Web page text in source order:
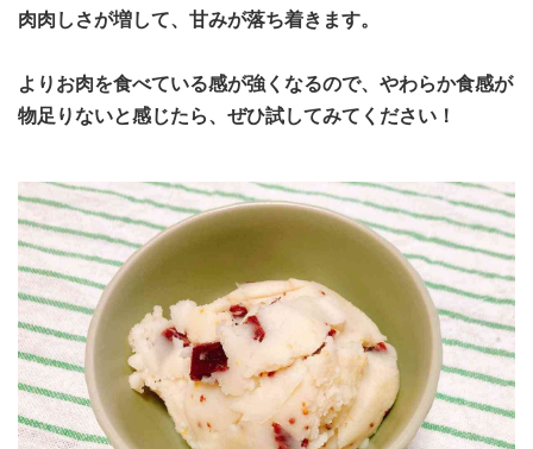
肉肉しさが増して、甘みが落ち着きます。
よりお肉を食べている感が強くなるので、やわらか食感が
物足りないと感じたら、ぜひ試してみてください！